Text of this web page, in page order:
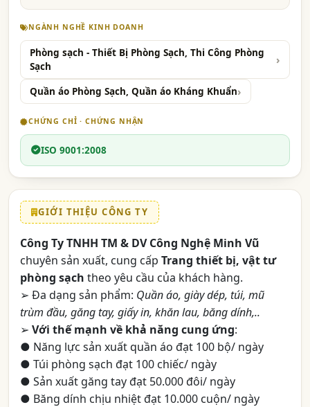
NGÀNH NGHỀ KINH DOANH
Phòng sạch - Thiết Bị Phòng Sạch, Thi Công Phòng
Sạch
Quần áo Phòng Sạch, Quần áo Kháng Khuẩn
CHỨNG CHỈ · CHỨNG NHẬN
ISO 9001:2008
GIỚI THIỆU CÔNG TY
Công Ty TNHH TM & DV Công Nghệ Minh Vũ
chuyên sản xuất, cung cấp Trang thiết bị, vật tư
phòng sạch theo yêu cầu của khách hàng.
➢ Đa dạng sản phẩm: Quần áo, giày dép, túi, mũ
trùm đầu, găng tay, giấy in, khăn lau, băng dính,..
➢ Với thế mạnh về khả năng cung ứng:
● Năng lực sản xuất quần áo đạt 100 bộ/ ngày
● Túi phòng sạch đạt 100 chiếc/ ngày
● Sản xuất găng tay đạt 50.000 đôi/ ngày
● Băng dính chịu nhiệt đạt 10.000 cuộn/ ngày